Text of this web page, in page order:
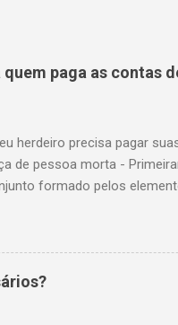
paga as contas
herdeiro precisa pagar
de pessoa morta -
formado pelos
exemplo, bens imóveis; B)
por exemplo, dívidas em
quem herda crédito,
A sucessão legítima é